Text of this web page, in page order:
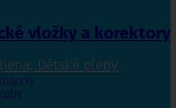
vložky a korektory
Dětské pleny